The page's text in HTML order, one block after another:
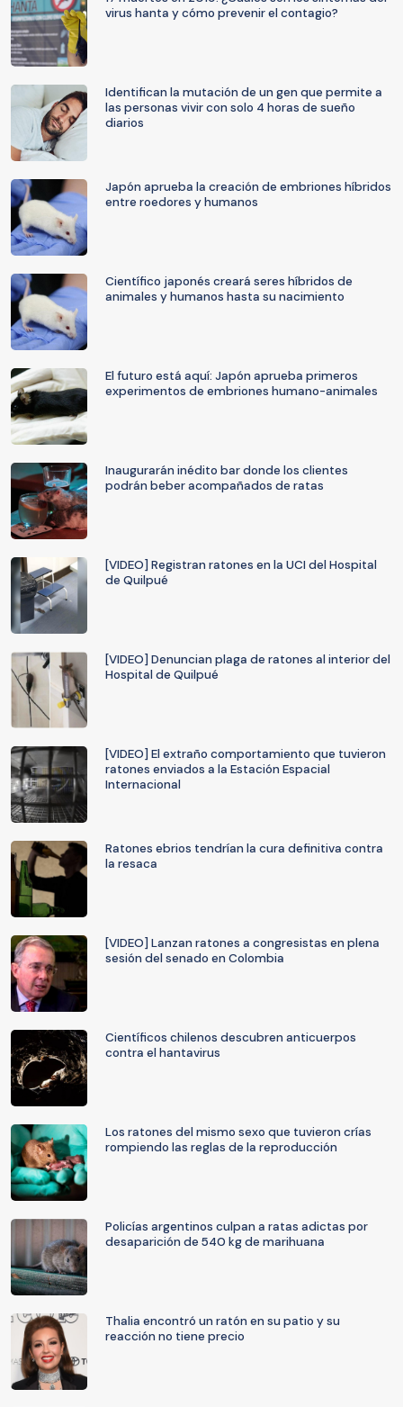
virus hanta y cómo prevenir el contagio?
Identifican la mutación de un gen que permite a
las personas vivir con solo 4 horas de sueño
diarios
Japón aprueba la creación de embriones híbridos
entre roedores y humanos
Científico japonés creará seres híbridos de
animales y humanos hasta su nacimiento
El futuro está aquí: Japón aprueba primeros
experimentos de embriones humano-animales
Inaugurarán inédito bar donde los clientes
podrán beber acompañados de ratas
[VIDEO] Registran ratones en la UCI del Hospital
de Quilpué
[VIDEO] Denuncian plaga de ratones al interior del
Hospital de Quilpué
[VIDEO] El extraño comportamiento que tuvieron
ratones enviados a la Estación Espacial
Internacional
Ratones ebrios tendrían la cura definitiva contra
la resaca
[VIDEO] Lanzan ratones a congresistas en plena
sesión del senado en Colombia
Científicos chilenos descubren anticuerpos
contra el hantavirus
Los ratones del mismo sexo que tuvieron crías
rompiendo las reglas de la reproducción
Policías argentinos culpan a ratas adictas por
desaparición de 540 kg de marihuana
Thalia encontró un ratón en su patio y su
reacción no tiene precio